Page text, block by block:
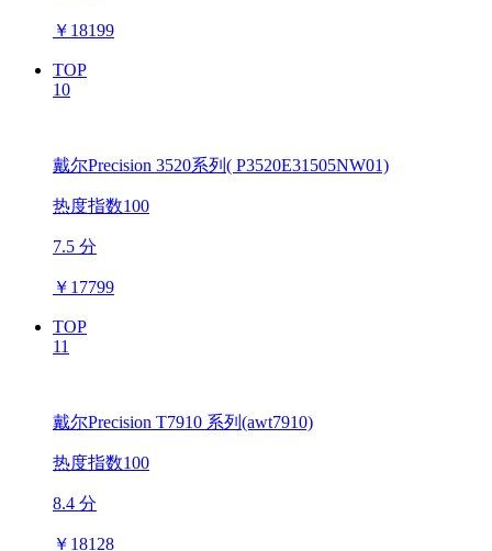
￥ 18199
TOP
10
戴尔Precision 3520系列( P3520E31505NW01)
热度指数100
7.5 分
￥ 17799
TOP
11
戴尔Precision T7910 系列(awt7910)
热度指数100
8.4 分
￥ 18128